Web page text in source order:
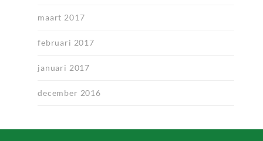
maart 2017
februari 2017
januari 2017
december 2016